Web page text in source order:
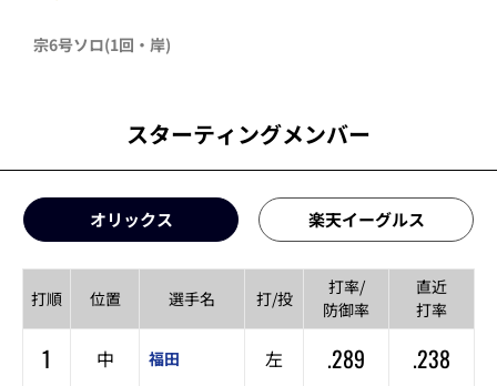
宗6号ソロ(1回・ 岸)
スターティングメンバー
オリックス 楽天イーグルス
打順 位置 選手名 打/投
打率/
防御率
直近
打率
1 中 福田 左 .289
.238